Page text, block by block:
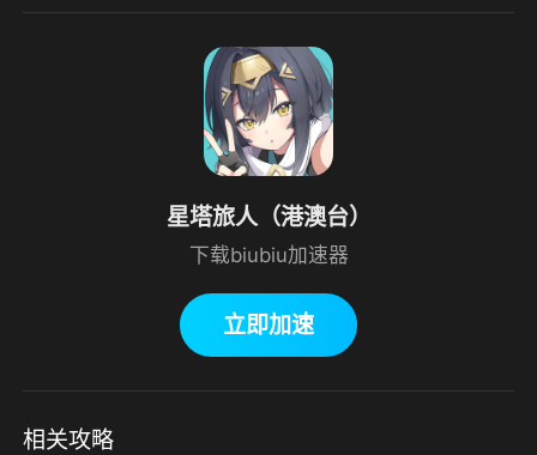
星塔旅人（港澳台）
下载biubiu加速器
立即加速
相关攻略